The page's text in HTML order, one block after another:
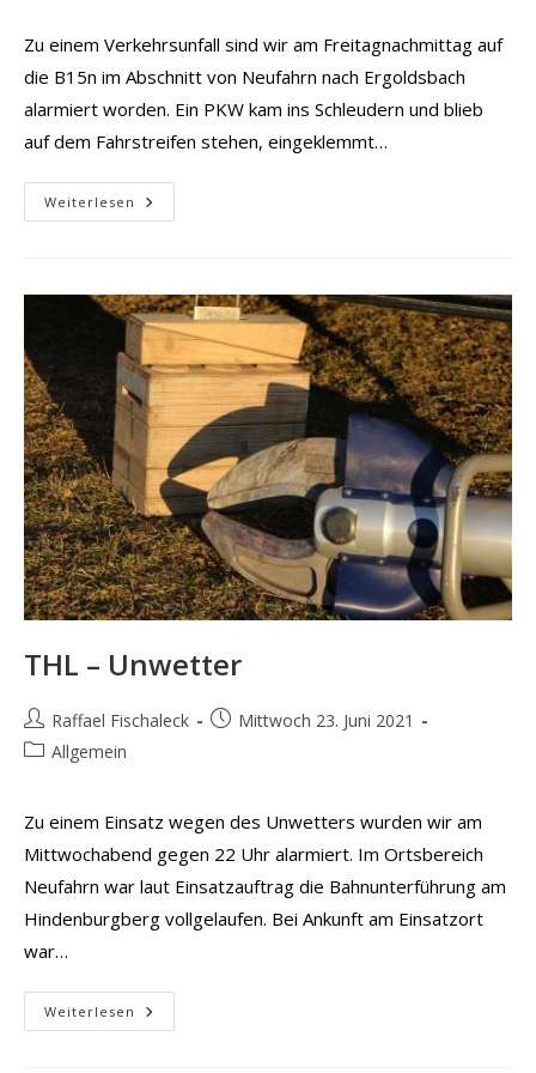
Zu einem Verkehrsunfall sind wir am Freitagnachmittag auf
die B15n im Abschnitt von Neufahrn nach Ergoldsbach
alarmiert worden. Ein PKW kam ins Schleudern und blieb
auf dem Fahrstreifen stehen, eingeklemmt…
Weiterlesen Verkehrsunfall
Mit
THL – Unwetter
Beitrags-
Autor:
Raffael Fischaleck
BeitragMittwoch 23. Juni 2021
Beitrags-
Allgemein
Zu einem Einsatz wegen des Unwetters wurden wir am
Mittwochabend gegen 22 Uhr alarmiert. Im Ortsbereich
Neufahrn war laut Einsatzauftrag die Bahnunterführung am
Hindenburgberg vollgelaufen. Bei Ankunft am Einsatzort
war…
Weiterlesen THL
–